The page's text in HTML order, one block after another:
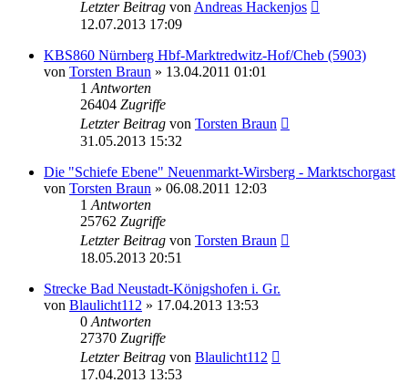
Letzter Beitrag von Andreas Hackenjos
12.07.2013 17:09
KBS860 Nürnberg Hbf-Marktredwitz-Hof/Cheb (5903)
von Torsten Braun » 13.04.2011 01:01
1 Antworten
26404 Zugriffe
Letzter Beitrag von Torsten Braun
31.05.2013 15:32
Die "Schiefe Ebene" Neuenmarkt-Wirsberg - Marktschorgast
von Torsten Braun » 06.08.2011 12:03
1 Antworten
25762 Zugriffe
Letzter Beitrag von Torsten Braun
18.05.2013 20:51
Strecke Bad Neustadt-Königshofen i. Gr.
von Blaulicht112 » 17.04.2013 13:53
0 Antworten
27370 Zugriffe
Letzter Beitrag von Blaulicht112
17.04.2013 13:53